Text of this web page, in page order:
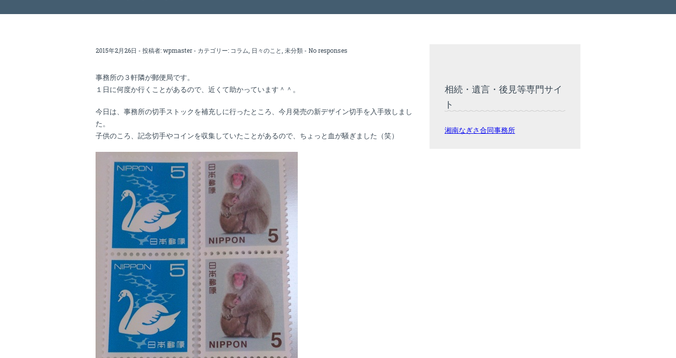
2015年2月26日 - 投稿者:wpmaster - カテゴリー: コラム 日々のこと 未分類 - No responses
事務所の３軒隣が郵便局です。
１日に何度か行くことがあるので、近くて助かっています＾＾。
今日は、事務所の切手ストックを補充しに行ったところ、今月発売の新デザイン切手を入手致しまし
た。
子供のころ、記念切手やコインを収集していたことがあるので、ちょっと血が騒ぎました（笑）
相続・遺言・後見等専門サイ
ト
湘南なぎさ合同事務所